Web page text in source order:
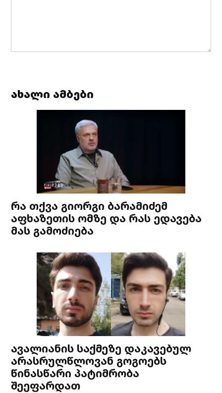
ახალი ამბები
რა თქვა გიორგი ბარამიძემ
აფხაზეთის ომზე და რას ედავება
მას გამოძიება
ავალიანის საქმეზე დაკავებულ
არასრულწლოვან გოგოებს
წინასწარი პატიმრობა
შეეფარდათ